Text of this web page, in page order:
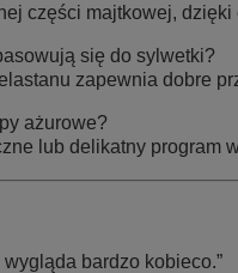
części majtkowej,
się do sylwetki?
zapewnia dobre
ażurowe?
lub delikatny program
bardzo kobieco.”